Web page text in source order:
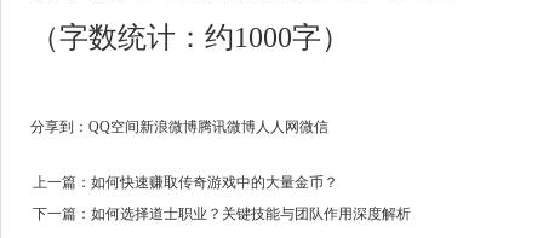
（字数统计：约1000字）
分享到： QQ空间新浪微博腾讯微博人人网微信
上一篇：如何快速赚取传奇游戏中的大量金币？
下一篇：如何选择道士职业？关键技能与团队作用深度解析